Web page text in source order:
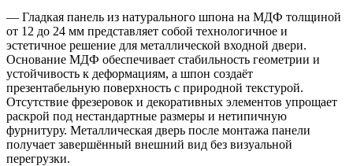
— Гладкая панель из натурального шпона на МДФ толщиной
от 12 до 24 мм представляет собой технологичное и
эстетичное решение для металлической входной двери.
Основание МДФ обеспечивает стабильность геометрии и
устойчивость к деформациям, а шпон создаёт
презентабельную поверхность с природной текстурой.
Отсутствие фрезеровок и декоративных элементов упрощает
раскрой под нестандартные размеры и нетипичную
фурнитуру. Металлическая дверь после монтажа панели
получает завершённый внешний вид без визуальной
перегрузки.